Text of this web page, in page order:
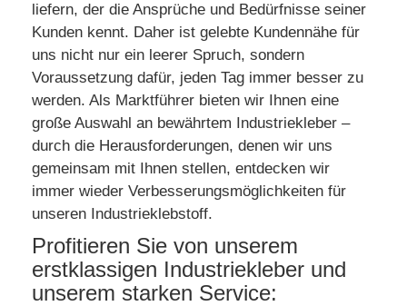
liefern, der die Ansprüche und Bedürfnisse seiner
Kunden kennt. Daher ist gelebte Kundennähe für
uns nicht nur ein leerer Spruch, sondern
Voraussetzung dafür, jeden Tag immer besser zu
werden. Als Marktführer bieten wir Ihnen eine
große Auswahl an bewährtem Industriekleber –
durch die Herausforderungen, denen wir uns
gemeinsam mit Ihnen stellen, entdecken wir
immer wieder Verbesserungsmöglichkeiten für
unseren Industrieklebstoff.
Profitieren Sie von unserem
erstklassigen Industriekleber und
unserem starken Service: